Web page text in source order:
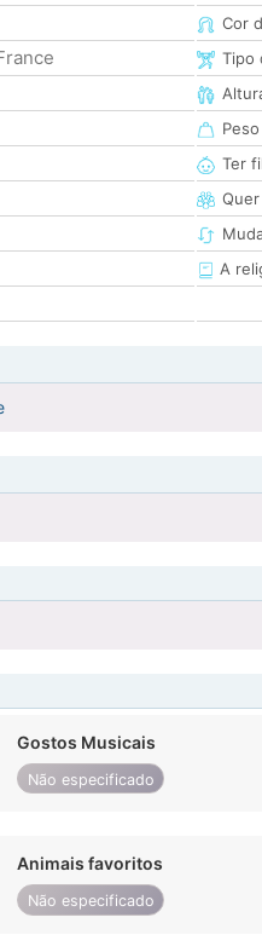
Cor
Tipo
Peso
Ter
A
Gostos Musicais
Não especificado
Animais favoritos
Não especificado